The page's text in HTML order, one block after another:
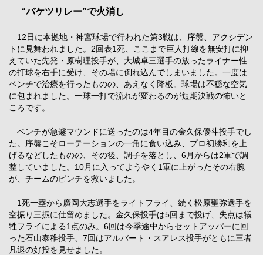
“バケツリレー”で火消し
12日に本拠地・神宮球場で行われた第3戦は、序盤、アクシデン
トに見舞われました。2回表1死、ここまで巨人打線を無安打に抑
えていた先発・原樹理投手が、大城卓三選手の放ったライナー性
の打球を右手に受け、その場に倒れ込んでしまいました。一度は
ベンチで治療を行ったものの、あえなく降板。球場は不穏な空気
に包まれました。一球一打で流れが変わるのが短期決戦の怖いと
ころです。
ベンチが急遽マウンドに送ったのは4年目の金久保優斗投手でし
た。序盤こそローテーションの一角に食い込み、プロ初勝利を上
げるなどしたものの、その後、調子を落とし、6月からは2軍で調
整していました。10月に入ってようやく1軍に上がったその右腕
が、チームのピンチを救いました。
1死一塁から廣岡大志選手をライトフライ、続く松原聖弥選手を
空振り三振に仕留めました。金久保投手は5回まで投げ、失点は犠
牲フライによる1点のみ。6回は今季途中からセットアッパーに回
った石山泰稚投手、7回はアルバート・スアレス投手がともに三者
凡退の好投を見せました。